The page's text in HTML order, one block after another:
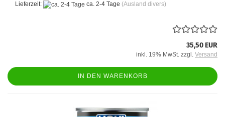
Lieferzeit: ca. 2-4 Tage (Ausland divers)
35,50 EUR
inkl. 19% MwSt. zzgl. Versand
IN DEN WARENKORB